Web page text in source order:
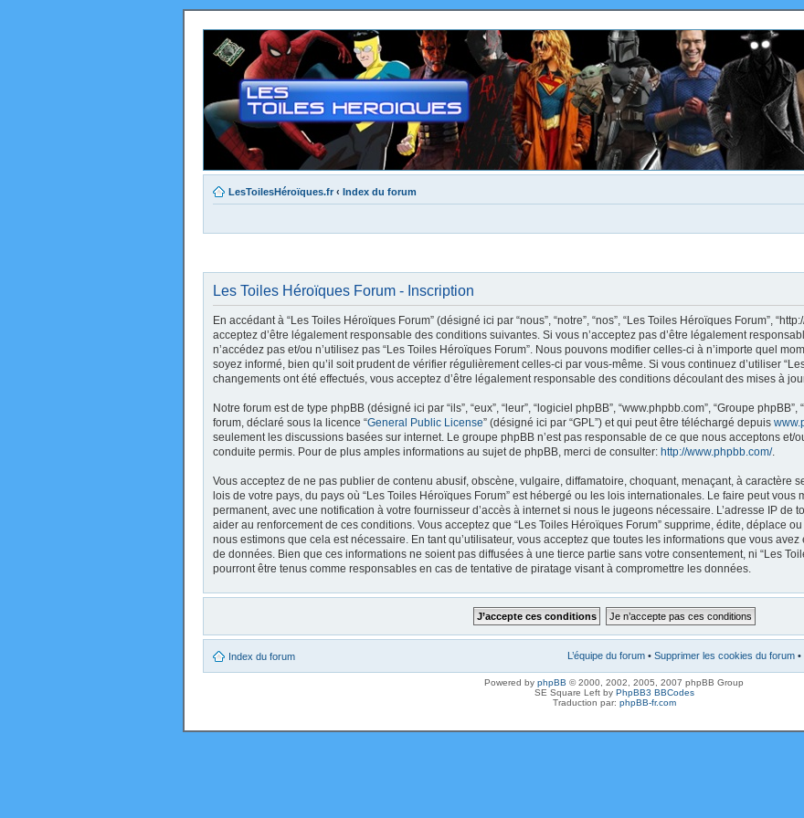
LesToilesHéroïques.fr ‹ Index du forum
Les Toiles Héroïques Forum - Inscription
En accédant à “Les Toiles Héroïques Forum” (désigné ici par “nous”, “notre”, “nos”, “Les Toiles Héroïques Forum”,
acceptez d’être légalement responsable des conditions suivantes. Si vous n’acceptez pas d’être légalement
n’accédez pas et/ou n’utilisez pas “Les Toiles Héroïques Forum”. Nous pouvons modifier celles-ci à n’importe quel
soyez informé, bien qu’il soit prudent de vérifier régulièrement celles-ci par vous-même. Si vous continuez d’utiliser
changements ont été effectués, vous acceptez d’être légalement responsable des conditions découlant des mises à
Notre forum est de type phpBB (désigné ici par “ils”, “eux”, “leur”, “logiciel phpBB”, “www.phpbb.com”, “Groupe
forum, déclaré sous la licence “General Public License” (désigné ici par “GPL”) et qui peut être téléchargé depuis
seulement les discussions basées sur internet. Le groupe phpBB n’est pas responsable de ce que nous acceptons et/
conduite permis. Pour de plus amples informations au sujet de phpBB, merci de consulter: http://www.phpbb.com/.
Vous acceptez de ne pas publier de contenu abusif, obscène, vulgaire, diffamatoire, choquant, menaçant, à caractère
lois de votre pays, du pays où “Les Toiles Héroïques Forum” est hébergé ou les lois internationales. Le faire peut vous
permanent, avec une notification à votre fournisseur d’accès à internet si nous le jugeons nécessaire. L’adresse IP de
aider au renforcement de ces conditions. Vous acceptez que “Les Toiles Héroïques Forum” supprime, édite, déplace
nous estimons que cela est nécessaire. En tant qu’utilisateur, vous acceptez que toutes les informations que vous
de données. Bien que ces informations ne soient pas diffusées à une tierce partie sans votre consentement, ni “Les
pourront être tenus comme responsables en cas de tentative de piratage visant à compromettre les données.
Index du forum L’équipe du forum • Supprimer les cookies du forum
Powered by phpBB © 2000, 2002, 2005, 2007 phpBB Group
SE Square Left by PhpBB3 BBCodes
Traduction par: phpBB-fr.com